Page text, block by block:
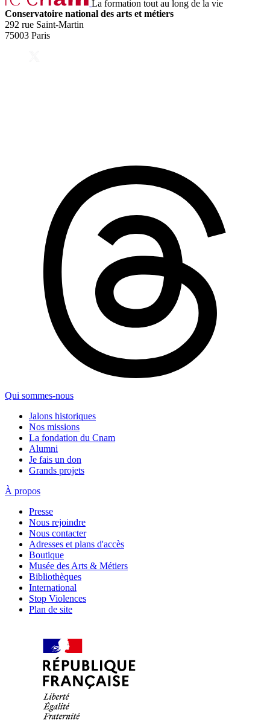
La formation tout au long de la vie
Conservatoire national des arts et métiers
292 rue Saint-Martin
75003 Paris
Qui sommes-nous
Jalons historiques
Nos missions
La fondation du Cnam
Alumni
Je fais un don
Grands projets
À propos
Presse
Nous rejoindre
Nous contacter
Adresses et plans d'accès
Boutique
Musée des Arts & Métiers
Bibliothèques
International
Stop Violences
Plan de site